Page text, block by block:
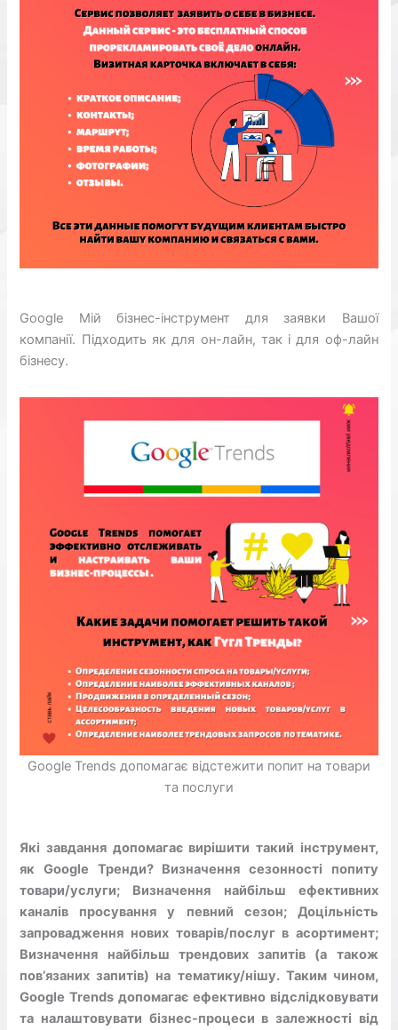
Google Мій бізнес-інструмент для заявки Вашої
компанії. Підходить як для он-лайн, так і для оф-лайн
бізнесу.
Google Trends допомагає відстежити попит на товари
та послуги
Які завдання допомагає вирішити такий інструмент,
як Google Тренди? Визначення сезонності попиту
товари/услуги; Визначення найбільш ефективних
каналів просування у певний сезон; Доцільність
запровадження нових товарів/послуг в асортимент;
Визначення найбільш трендових запитів (а також
пов’язаних запитів) на тематику/нішу. Таким чином,
Google Trends допомагає ефективно відслідковувати
та налаштовувати бізнес-процеси в залежності від